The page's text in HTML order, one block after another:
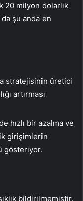
20 milyon dolarlık
şu anda en
stratejisinin üretici
artırması
hızlı bir azalma ve
girişimlerin
gösteriyor.
bildirilmemiştir.